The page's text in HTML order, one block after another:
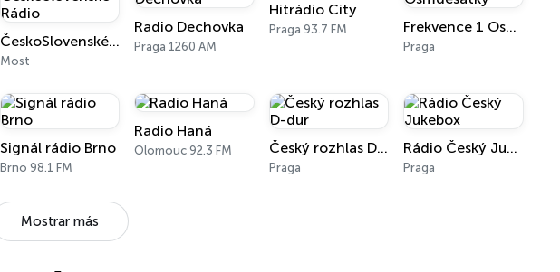
ČeskoSlovenské Rádio
Most
Radio Dechovka
Praga 1260 AM
Hitrádio City
Praga 93.7 FM Frekvence 1 Osmdesátky
Praga
Signál rádio Brno
Brno 98.1 FM
Radio Haná
Olomouc 92.3 FM Český rozhlas D-dur
Praga
Rádio Český Jukebox
Praga
Mostrar más